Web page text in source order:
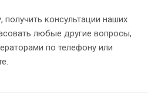
консультации наших
любые другие вопросы,
по телефону или